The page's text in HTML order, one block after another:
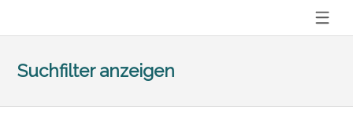
Suchfilter anzeigen